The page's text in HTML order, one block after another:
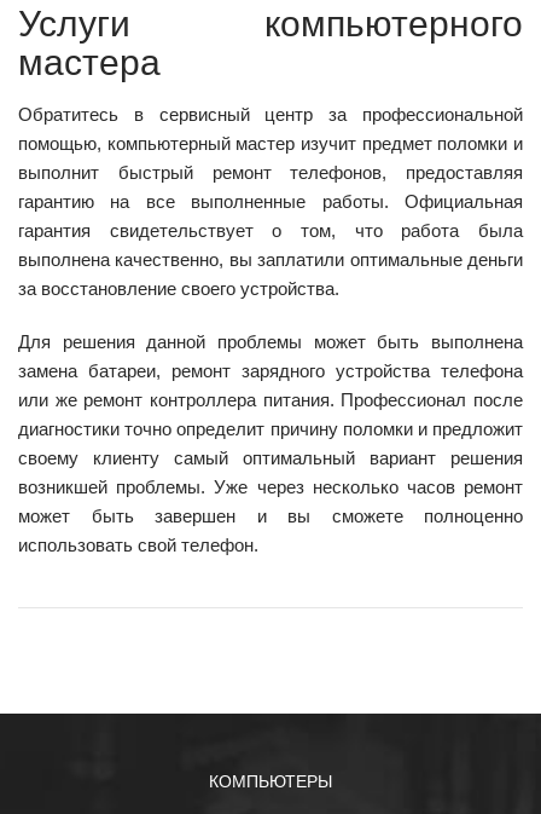
Услуги компьютерного
мастера
Обратитесь в сервисный центр за профессиональной
помощью, компьютерный мастер изучит предмет поломки и
выполнит быстрый ремонт телефонов, предоставляя
гарантию на все выполненные работы. Официальная
гарантия свидетельствует о том, что работа была
выполнена качественно, вы заплатили оптимальные деньги
за восстановление своего устройства.
Для решения данной проблемы может быть выполнена
замена батареи, ремонт зарядного устройства телефона
или же ремонт контроллера питания. Профессионал после
диагностики точно определит причину поломки и предложит
своему клиенту самый оптимальный вариант решения
возникшей проблемы. Уже через несколько часов ремонт
может быть завершен и вы сможете полноценно
использовать свой телефон.
КОМПЬЮТЕРЫ